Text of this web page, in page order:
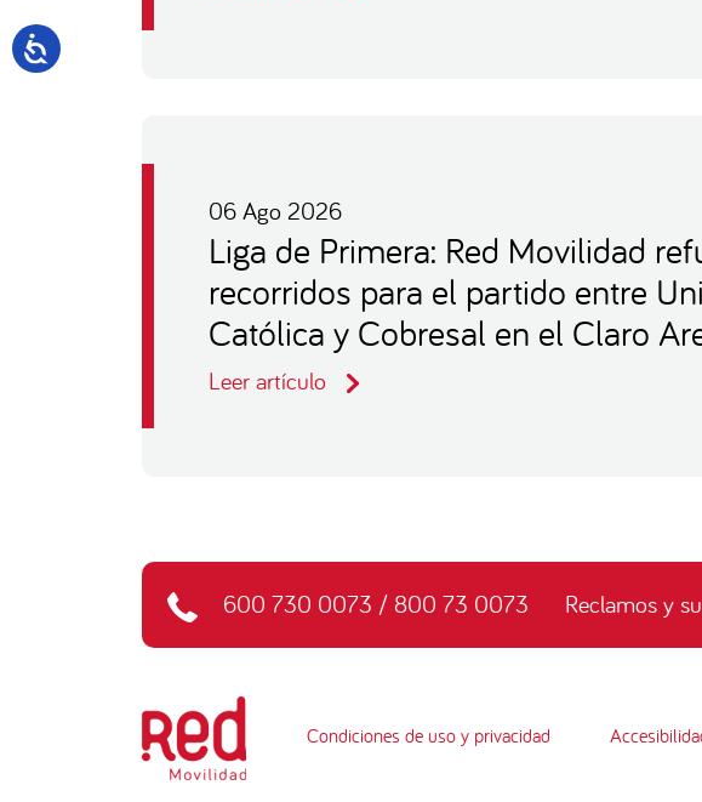
06 Ago 2026
Liga de Primera: Red Movilidad
recorridos para el partido entre
Católica y Cobresal en el Claro
Leer artículo
600 730 0073 / 800 73 0073 Reclamos y
Condiciones de uso y privacidad